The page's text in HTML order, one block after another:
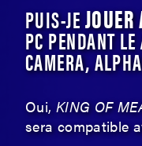
PUIS-JE
PC PENDANT LE
CAMERA,
Oui, KING OF
sera compatible